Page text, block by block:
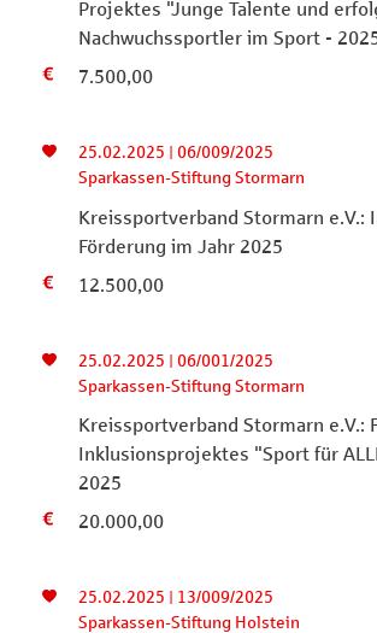
Projektes "Junge Talente und
Nachwuchssportler im Sport -
7.500,00
25.02.2025 | 06/009/2025
Sparkassen-Stiftung Stormarn
Kreissportverband Stormarn e.V.:
Förderung im Jahr 2025
12.500,00
25.02.2025 | 06/001/2025
Sparkassen-Stiftung Stormarn
Kreissportverband Stormarn e.V.:
Inklusionsprojektes "Sport für
2025
20.000,00
25.02.2025 | 13/009/2025
Sparkassen-Stiftung Holstein